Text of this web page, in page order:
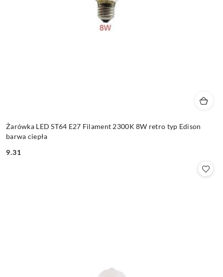
Żarówka LED ST64 E27 Filament 2300K 8W retro typ Edison
barwa ciepła
Cena:
9.31